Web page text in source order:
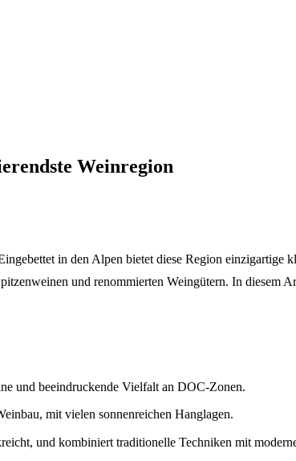
Weinregion
in den Alpen bietet diese Region einzigartige
und renommierten Weingütern. In diesem
und beeindruckende Vielfalt an DOC-Zonen.
mit vielen sonnenreichen Hanglagen.
und kombiniert traditionelle Techniken mit